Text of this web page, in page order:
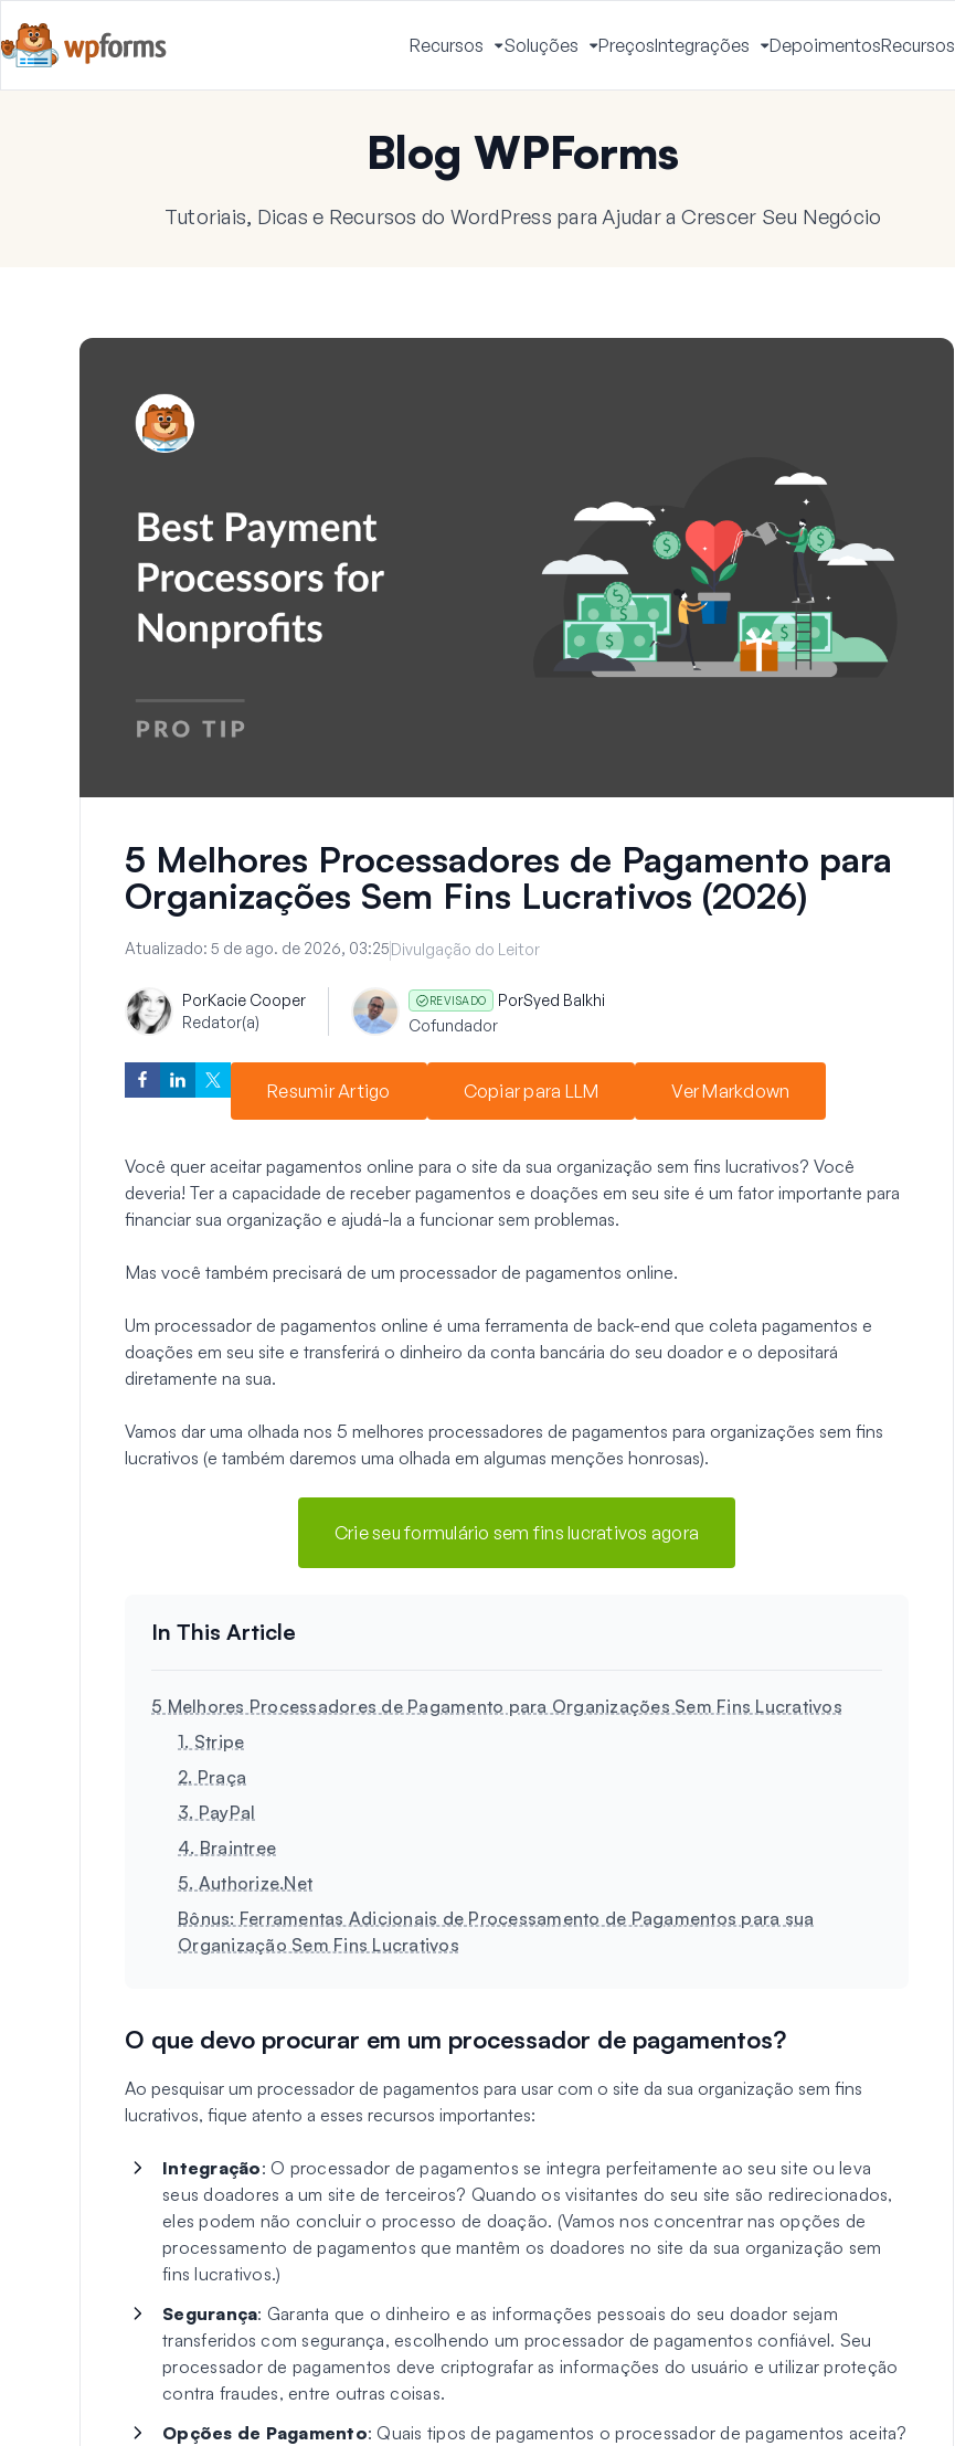
Recursos
Alternar
Menu
Soluções
Alternar
Menu
PreçosIntegrações
Alternar
Menu
DepoimentosRecursos
Blog WPForms
Tutoriais, Dicas e Recursos do WordPress para Ajudar a Crescer Seu Negócio
5 Melhores Processadores de Pagamento para
Organizações Sem Fins Lucrativos (2026)
Atualizado: 5 de ago. de 2026, 03:25Divulgação do Leitor
PorKacie Cooper
Redator(a)
REVISADO PorSyed Balkhi
Cofundador
Resumir Artigo Copiar para LLM Ver Markdown
Você quer aceitar pagamentos online para o site da sua organização sem fins lucrativos? Você
deveria! Ter a capacidade de receber pagamentos e doações em seu site é um fator importante para
financiar sua organização e ajudá-la a funcionar sem problemas.
Mas você também precisará de um processador de pagamentos online.
Um processador de pagamentos online é uma ferramenta de back-end que coleta pagamentos e
doações em seu site e transferirá o dinheiro da conta bancária do seu doador e o depositará
diretamente na sua.
Vamos dar uma olhada nos 5 melhores processadores de pagamentos para organizações sem fins
lucrativos (e também daremos uma olhada em algumas menções honrosas).
Crie seu formulário sem fins lucrativos agora
5 Melhores Processadores de Pagamento para Organizações Sem Fins Lucrativos
1. Stripe
2. Praça
3. PayPal
4. Braintree
5. Authorize.Net
Bônus: Ferramentas Adicionais de Processamento de Pagamentos para sua
Organização Sem Fins Lucrativos
O que devo procurar em um processador de pagamentos?
Ao pesquisar um processador de pagamentos para usar com o site da sua organização sem fins
lucrativos, fique atento a esses recursos importantes:
Integração: O processador de pagamentos se integra perfeitamente ao seu site ou leva
seus doadores a um site de terceiros? Quando os visitantes do seu site são redirecionados,
eles podem não concluir o processo de doação. (Vamos nos concentrar nas opções de
processamento de pagamentos que mantêm os doadores no site da sua organização sem
fins lucrativos.)
Segurança: Garanta que o dinheiro e as informações pessoais do seu doador sejam
transferidos com segurança, escolhendo um processador de pagamentos confiável. Seu
processador de pagamentos deve criptografar as informações do usuário e utilizar proteção
contra fraudes, entre outras coisas.
Opções de Pagamento: Quais tipos de pagamentos o processador de pagamentos aceita?